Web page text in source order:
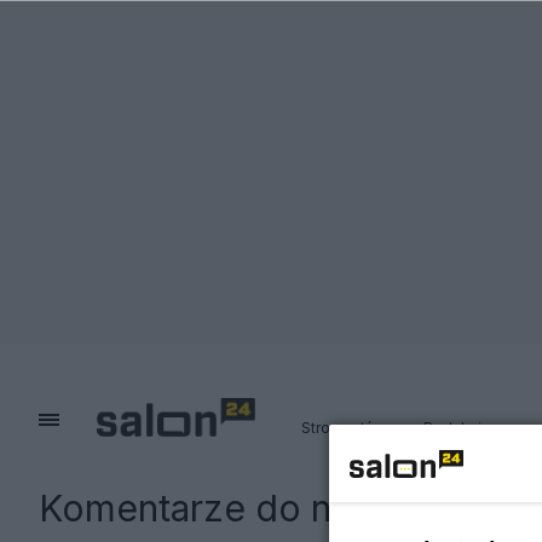
Strona główna Redakcja
Komentarze do notki: